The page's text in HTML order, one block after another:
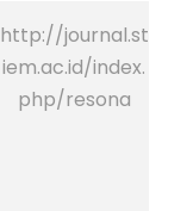
http://journal.st
iem.ac.id/index.
php/resona